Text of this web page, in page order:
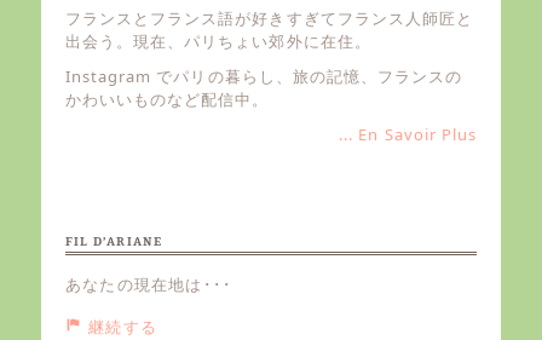
フランスとフランス語が好きすぎてフランス人師匠と
出会う。現在、パリちょい郊外に在住。
Instagram でパリの暮らし、旅の記憶、フランスの
かわいいものなど配信中。
... En Savoir Plus
FIL D’ARIANE
あなたの現在地は･･･
継続する